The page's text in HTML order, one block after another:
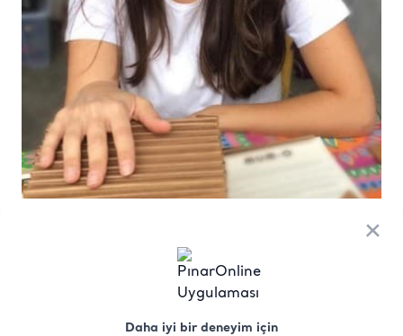
×
Daha iyi bir deneyim için